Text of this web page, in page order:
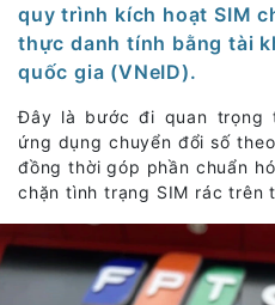
quy trình kích hoạt SIM
thực danh tính bằng tài
quốc gia (VNeID).
Đây là bước đi quan trọng
ứng dụng chuyển đổi số
đồng thời góp phần chuẩn
chặn tình trạng SIM rác trên